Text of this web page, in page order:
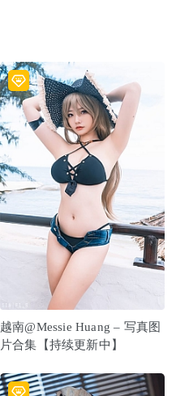
越南@Messie Huang – 写真图
片合集【持续更新中】